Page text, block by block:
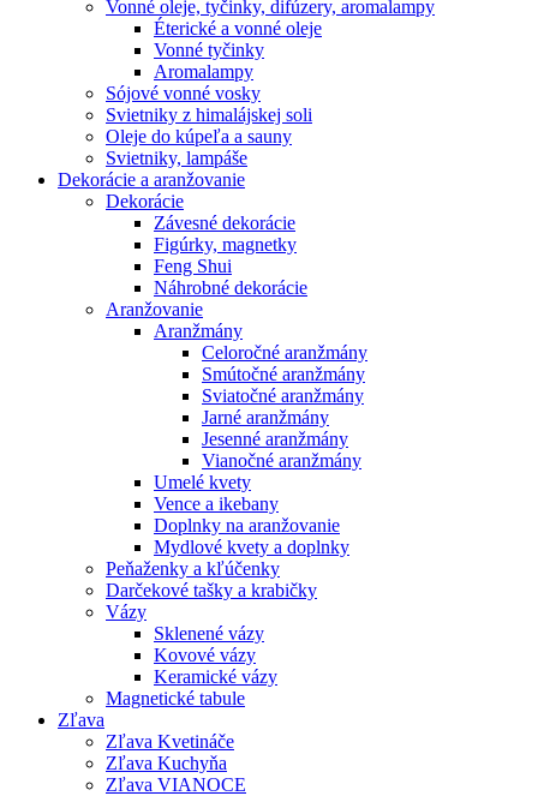
Vonné oleje, tyčinky, difúzery, aromalampy
Éterické a vonné oleje
Vonné tyčinky
Aromalampy
Sójové vonné vosky
Svietniky z himalájskej soli
Oleje do kúpeľa a sauny
Svietniky, lampáše
Dekorácie a aranžovanie
Dekorácie
Závesné dekorácie
Figúrky, magnetky
Feng Shui
Náhrobné dekorácie
Aranžovanie
Aranžmány
Celoročné aranžmány
Smútočné aranžmány
Sviatočné aranžmány
Jarné aranžmány
Jesenné aranžmány
Vianočné aranžmány
Umelé kvety
Vence a ikebany
Doplnky na aranžovanie
Mydlové kvety a doplnky
Peňaženky a kľúčenky
Darčekové tašky a krabičky
Vázy
Sklenené vázy
Kovové vázy
Keramické vázy
Magnetické tabule
Zľava
Zľava Kvetináče
Zľava Kuchyňa
Zľava VIANOCE